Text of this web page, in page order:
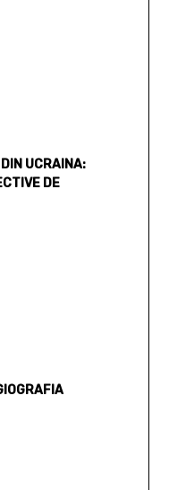
UCRAINA:
DE